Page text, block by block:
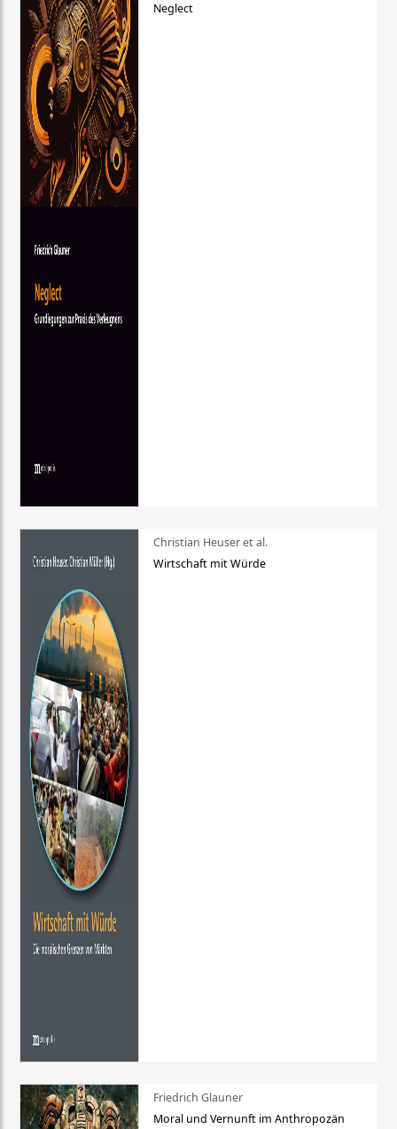
Neglect
Christian Heuser et al.
Wirtschaft mit Würde
Friedrich Glauner
Moral und Vernunft im Anthropozän